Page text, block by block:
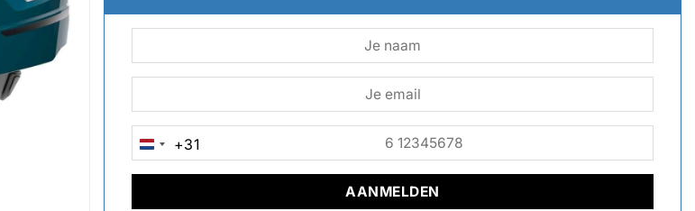
NETHERLANDS
+31
+31